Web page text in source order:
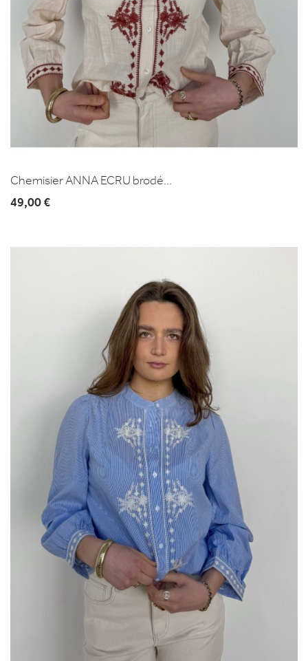
Chemisier ANNA ECRU brodé...
49,00 €